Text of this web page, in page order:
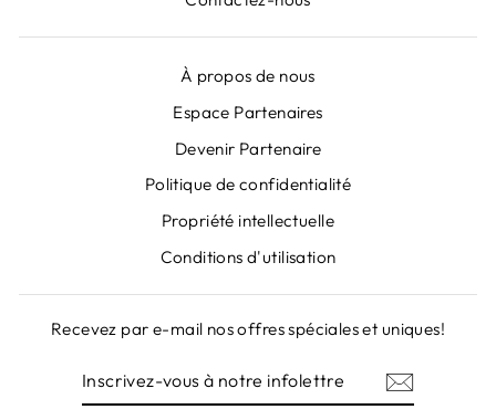
ABONNEZ-VOUS À NOS
NEWSLETTERS
Inscrivez-vous pour obtenir des offres
spéciales, des cadeaux gratuits et des offres
INSCRIVEZ-
VOUS
NOTRE
INFOLETTRE
S'INSCRIRE
PhoneInstagram
Facebook
YouTube
LinkedIn
À propos de nous
Espace Partenaires
Devenir Partenaire
Politique de confidentialité
Propriété intellectuelle
Conditions d'utilisation
Recevez par e-mail nos offres spéciales et uniques!